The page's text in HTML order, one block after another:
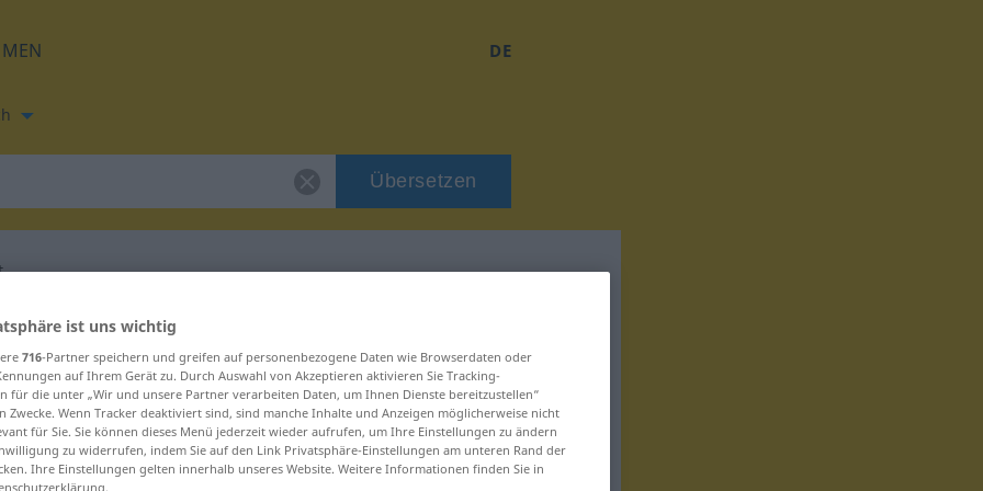
DE
Übersetzen
für "chechtot"
ist uns wichtig
716-Partner speichern und greifen auf personenbezogene Daten wie Browserdaten oder
auf Ihrem Gerät zu. Durch Auswahl von Akzeptieren aktivieren Sie Tracking-
für die unter „Wir und unsere Partner verarbeiten Daten, um Ihnen Dienste bereitzustellen“
Zwecke. Wenn Tracker deaktiviert sind, sind manche Inhalte und Anzeigen möglicherweise nicht
für Sie. Sie können dieses Menü jederzeit wieder aufrufen, um Ihre Einstellungen zu ändern
zu widerrufen, indem Sie auf den Link Privatsphäre-Einstellungen am unteren Rand der
Ihre Einstellungen gelten innerhalb unseres Website. Weitere Informationen finden Sie in